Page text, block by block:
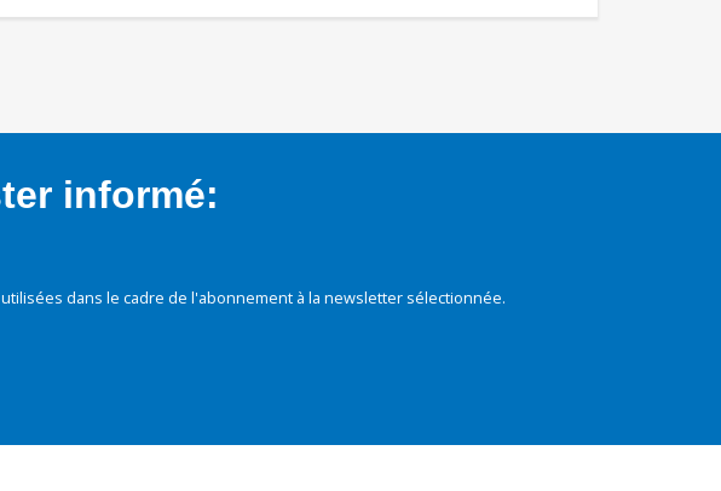
informé:
dans le cadre de l'abonnement à la newsletter sélectionnée.